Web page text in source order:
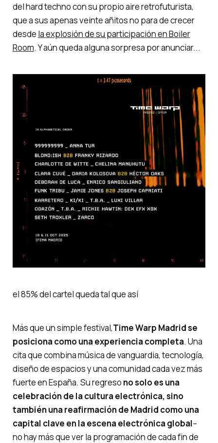
del hard techno con su propio aire retrofuturista,
que a sus apenas veinte añitos no para de crecer
desde la explosión de su participación en Boiler
Room. Y aún queda alguna sorpresa por anunciar...
el 85% del cartel queda tal que así
Más que un simple festival,Time Warp Madrid se
posiciona como una experiencia completa. Una
cita que combina música de vanguardia, tecnología,
diseño de espacios y una comunidad cada vez más
fuerte en España. Su regreso no solo es una
celebración de la cultura electrónica, sino
también una reafirmación de Madrid como una
capital clave en la escena electrónica global–
no hay más que ver la programación de cada fin de